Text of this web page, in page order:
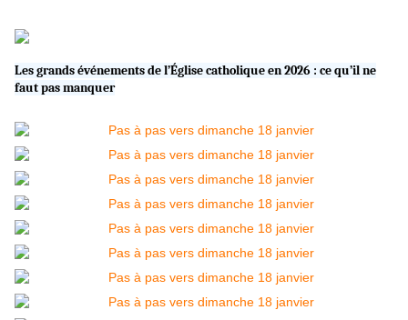
Les grands événements de l’Église catholique en 2026 : ce qu’il ne
faut pas manquer